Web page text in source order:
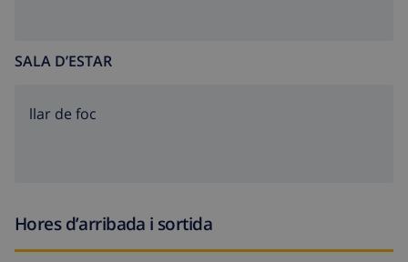
SALA D’ESTAR
llar de foc
Hores d’arribada i sortida